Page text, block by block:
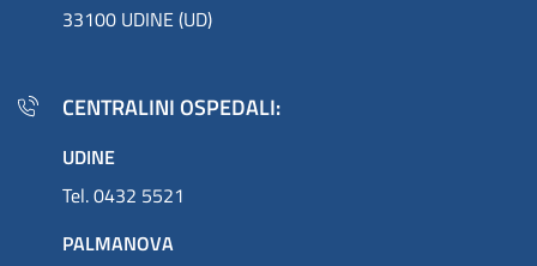
33100 UDINE (UD)
CENTRALINI OSPEDALI:
UDINE
Tel. 0432 5521
PALMANOVA